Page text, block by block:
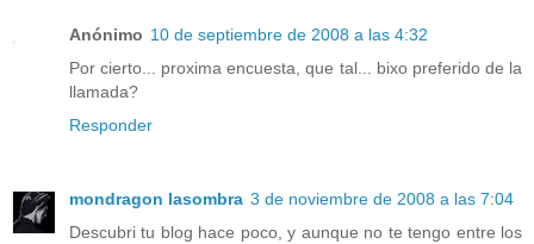
Anónimo 10 de septiembre de 2008 a las 4:32
Por cierto... proxima encuesta, que tal... bixo preferido de la
llamada?
Responder
mondragon lasombra 3 de noviembre de 2008 a las 7:04
Descubri tu blog hace poco, y aunque no te tengo entre los